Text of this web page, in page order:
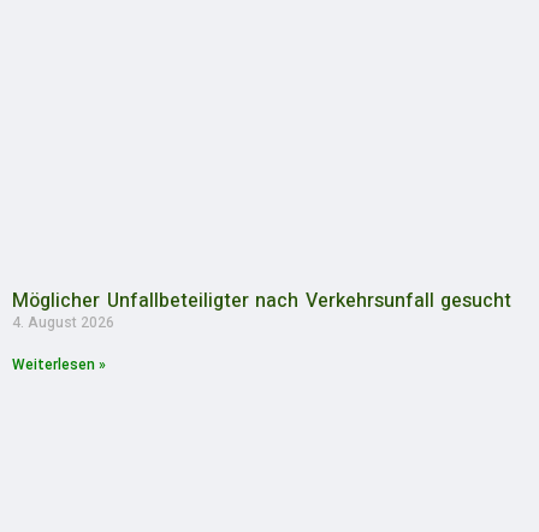
Möglicher Unfallbeteiligter nach Verkehrsunfall gesucht
4. August 2026
Weiterlesen »